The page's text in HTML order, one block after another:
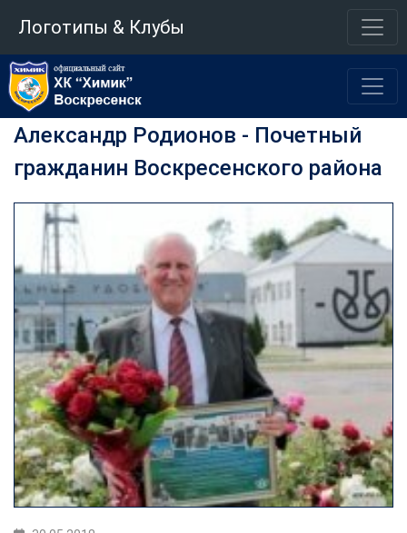
Логотипы & Клубы
Александр Родионов - Почетный
гражданин Воскресенского района